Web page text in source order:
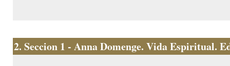
2. Seccion 1 - Anna Domenge. Vida Espiritual.